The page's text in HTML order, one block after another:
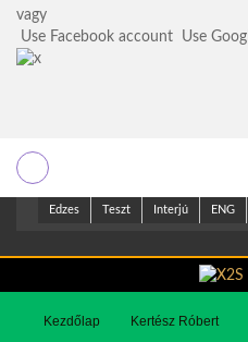
vagy
Use Facebook account
Use
Edzes Teszt Interjú ENG
Kezdőlap Kertész Róbert